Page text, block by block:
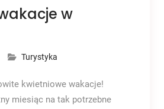
w
Turystyka
kwietniowe wakacje!
miesiąc na tak potrzebne